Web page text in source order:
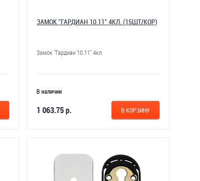
ЗАМОК "ГАРДИАН 10.11" 4КЛ. (15ШТ/КОР)
Замок "Гардиан 10.11" 4кл.
В наличии
1 063.75 р. В КОРЗИНУ